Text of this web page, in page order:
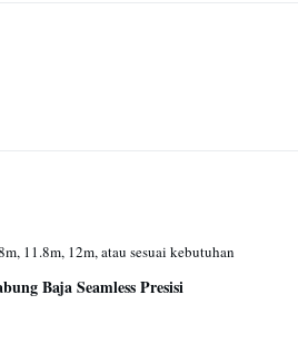
11.8m, 12m, atau sesuai kebutuhan
Baja Seamless Presisi